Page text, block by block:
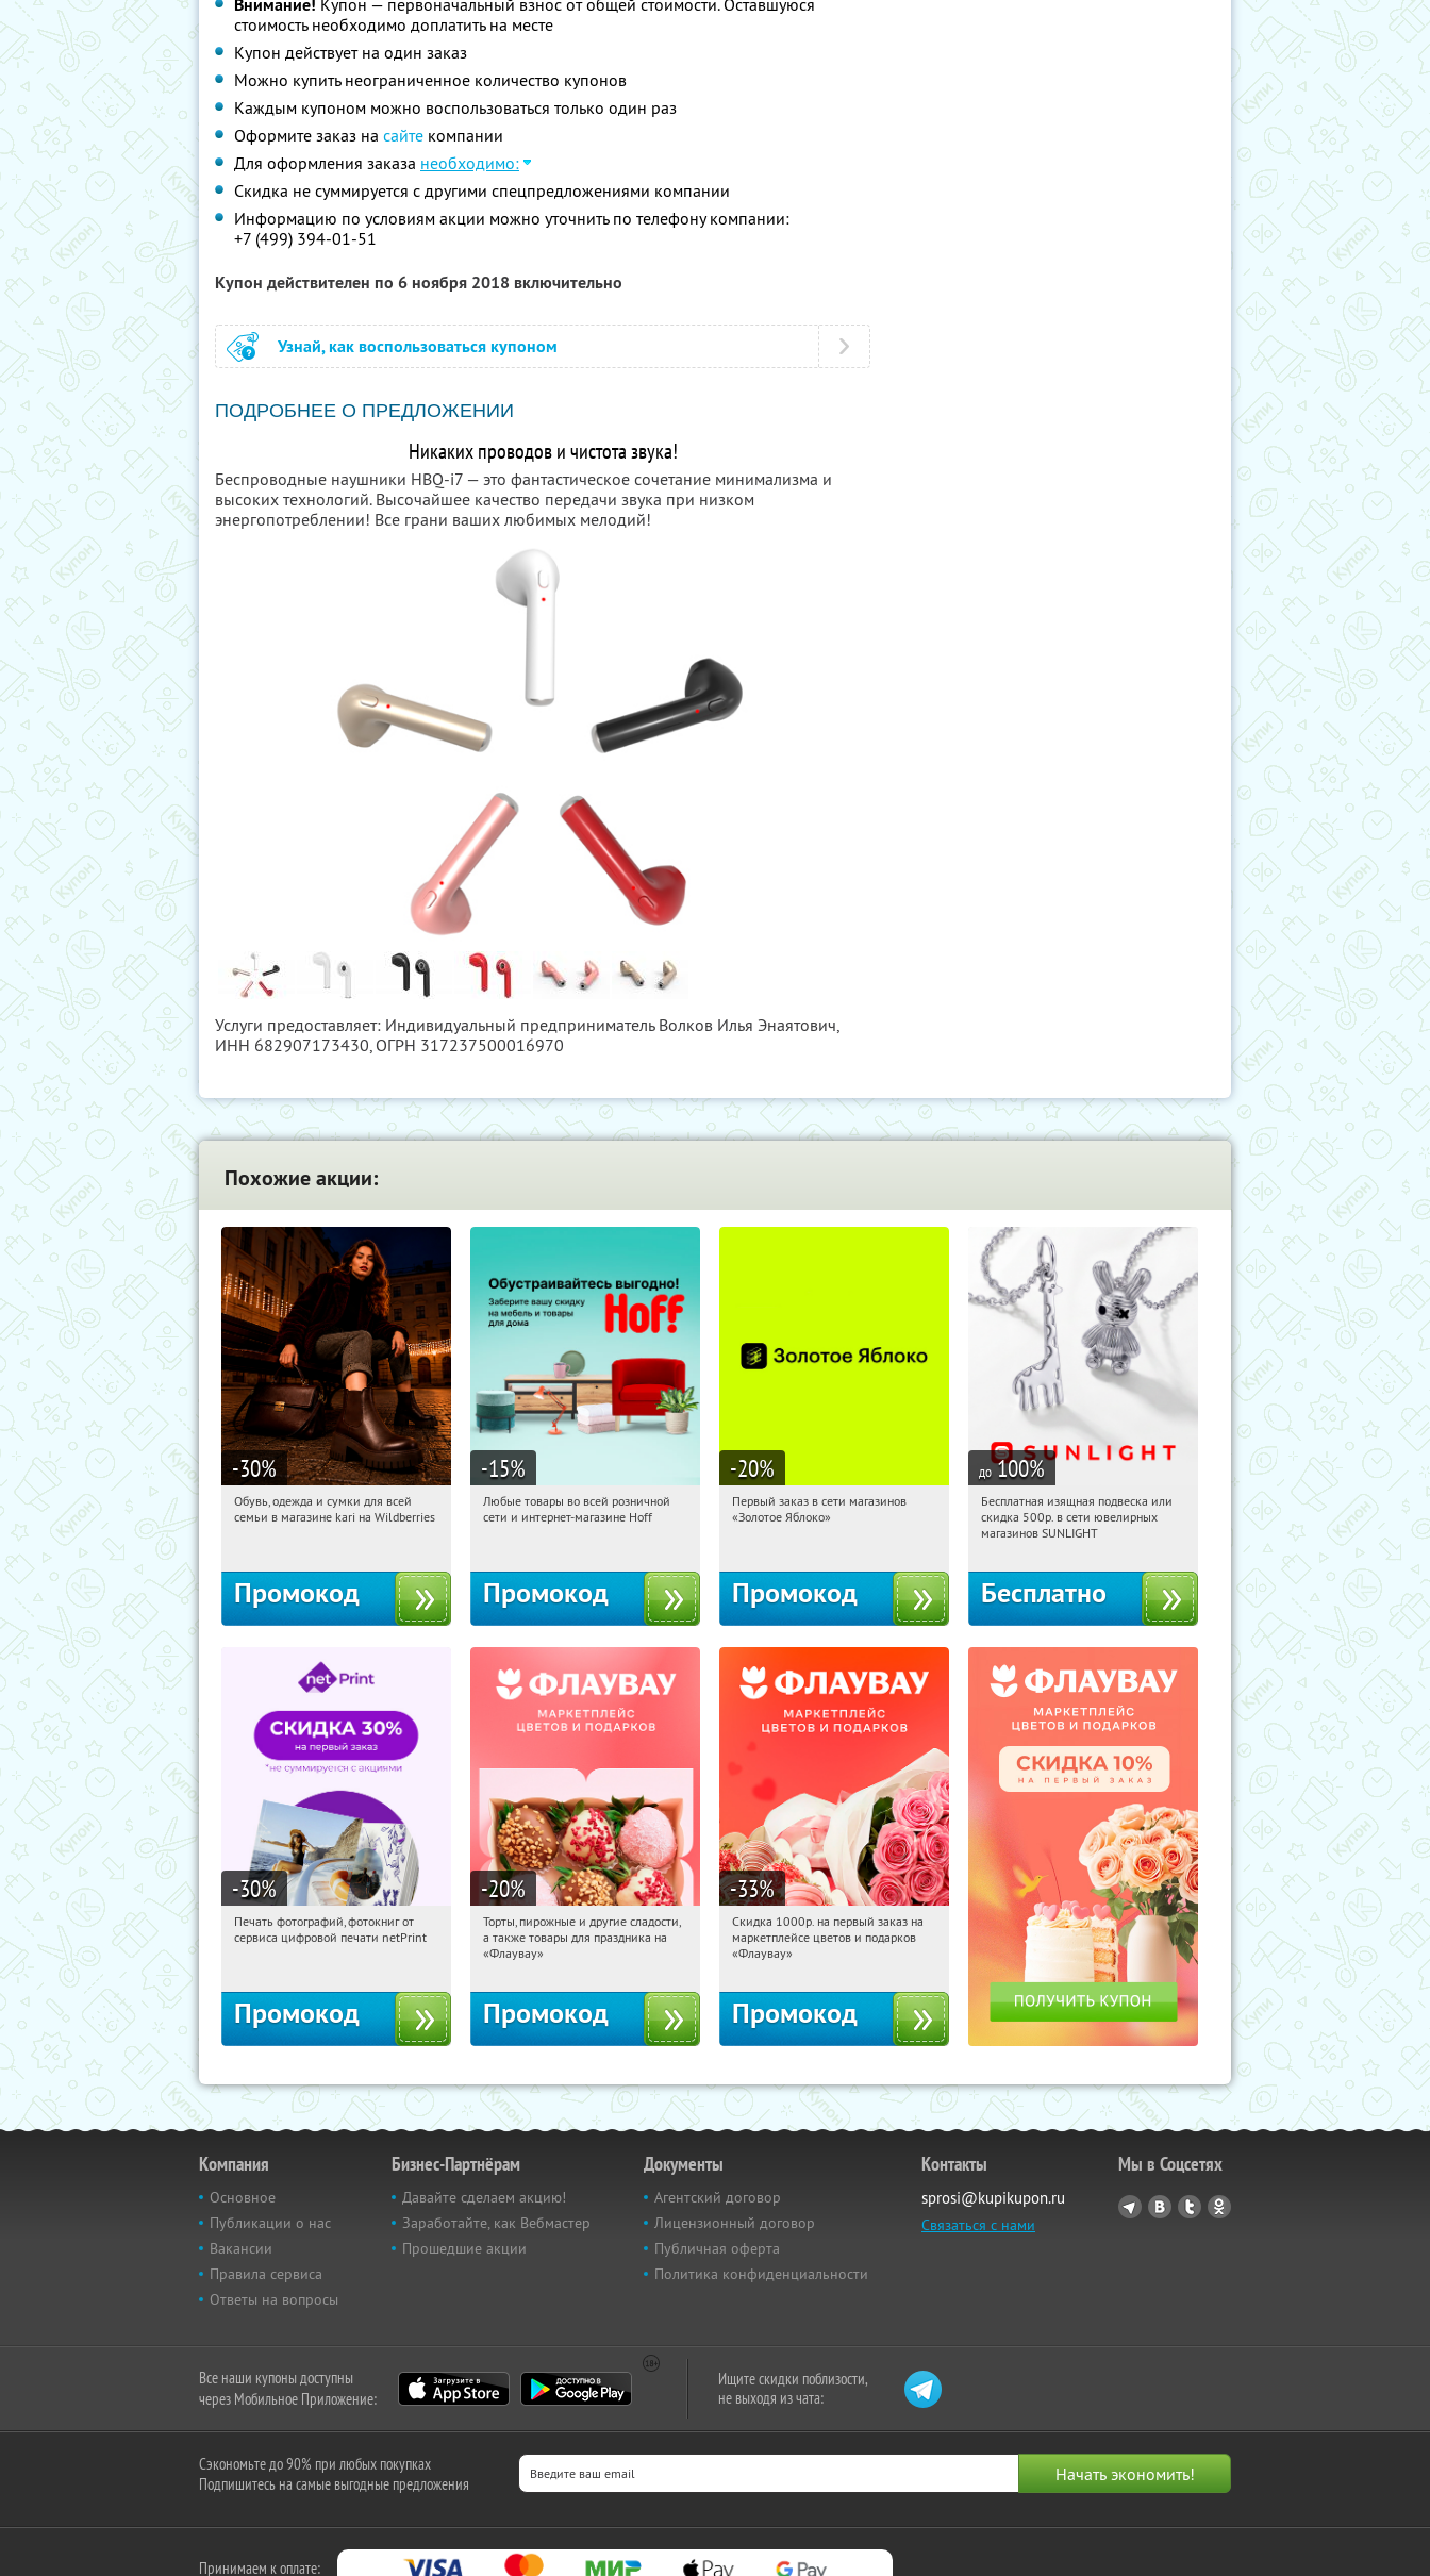
Внимание! Купон — первоначальный взнос от общей стоимости. Оставшуюся
стоимость необходимо доплатить на месте
Купон действует на один заказ
Можно купить неограниченное количество купонов
Каждым купоном можно воспользоваться только один раз
Оформите заказ на сайте компании
Для оформления заказа необходимо:
Скидка не суммируется с другими спецпредложениями компании
Информацию по условиям акции можно уточнить по телефону компании:
+7 (499) 394-01-51
Купон действителен по 6 ноября 2018 включительно
Узнай, как воспользоваться купоном
ПОДРОБНЕЕ О ПРЕДЛОЖЕНИИ
Никаких проводов и чистота звука!
Беспроводные наушники HBQ-i7 — это фантастическое сочетание минимализма и
высоких технологий. Высочайшее качество передачи звука при низком
энергопотреблении! Все грани ваших любимых мелодий!
Услуги предоставляет: Индивидуальный предприниматель Волков Илья Энаятович,
ИНН 682907173430, ОГРН 317237500016970
Похожие акции:
-30%
01:12:46 Получили:
Обувь, одежда и сумки для всей
семьи в магазине kari на Wildberries
Промокод
-15%
01:12:46 Получили:
Любые товары во всей розничной
сети и интернет-магазине Hoff
Промокод
-20%
01:12:46
Получи первым!
Первый заказ в сети магазинов
«Золотое Яблоко»
Промокод
до 100%
01:12:46 Получили:
Россия
Бесплатная изящная подвеска или
скидка 500р. в сети ювелирных
магазинов SUNLIGHT
Бесплатно
-30%
01:12:46 Получили:
Печать фотографий, фотокниг от
сервиса цифровой печати netPrint
Промокод
-20%
01:12:46 Получили:
Россия
Торты, пирожные и другие сладости,
а также товары для праздника на
«Флаувау»
Промокод
-33%
01:12:46 Получили:
Россия
Скидка 1000р. на первый заказ на
маркетплейсе цветов и подарков
«Флаувау»
Промокод
Компания
Основное
Публикации о нас
Вакансии
Правила сервиса
Ответы на вопросы
Бизнес-Партнёрам
Давайте сделаем акцию!
Заработайте, как Вебмастер
Прошедшие акции
Документы
Агентский договор
Лицензионный договор
Публичная оферта
Политика конфиденциальности
Контакты
sprosi@kupikupon.ru
Связаться с нами
Мы в Соцсетях
Все наши купоны доступны
через Мобильное Приложение:
Ищите скидки поблизости,
не выходя из чата:
Сэкономьте до 90% при любых покупках
Подпишитесь на самые выгодные предложения
Принимаем к оплате: